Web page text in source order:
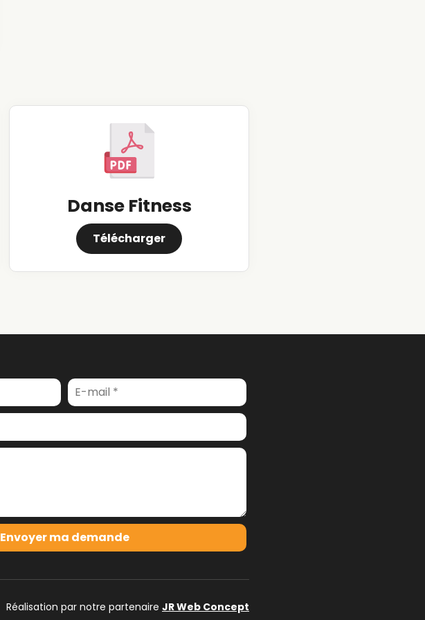
Danse Fitness
Télécharger
Envoyer ma demande
Réalisation par notre partenaire JR Web Concept